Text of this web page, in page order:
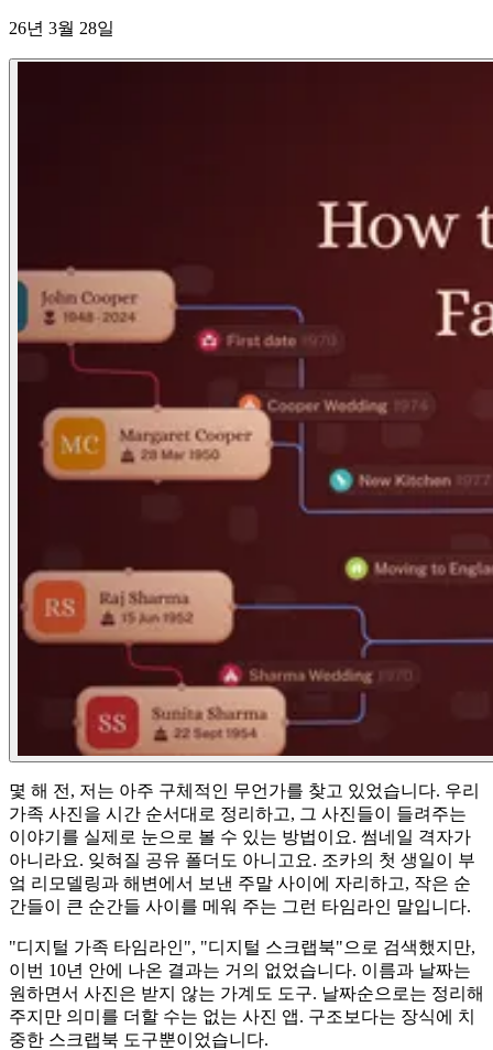
26년 3월 28일
몇 해 전, 저는 아주 구체적인 무언가를 찾고 있었습니다. 우리
가족 사진을 시간 순서대로 정리하고, 그 사진들이 들려주는
이야기를 실제로 눈으로 볼 수 있는 방법이요. 썸네일 격자가
아니라요. 잊혀질 공유 폴더도 아니고요. 조카의 첫 생일이 부
엌 리모델링과 해변에서 보낸 주말 사이에 자리하고, 작은 순
간들이 큰 순간들 사이를 메워 주는 그런 타임라인 말입니다.
"디지털 가족 타임라인", "디지털 스크랩북"으로 검색했지만,
이번 10년 안에 나온 결과는 거의 없었습니다. 이름과 날짜는
원하면서 사진은 받지 않는 가계도 도구. 날짜순으로는 정리해
주지만 의미를 더할 수는 없는 사진 앱. 구조보다는 장식에 치
중한 스크랩북 도구뿐이었습니다.